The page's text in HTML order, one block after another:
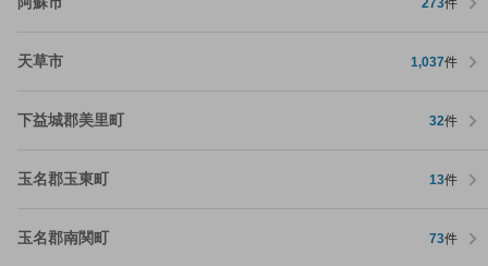
273件
天草市 1,037件
下益城郡美里町 32件
玉名郡玉東町 13件
玉名郡南関町 73件